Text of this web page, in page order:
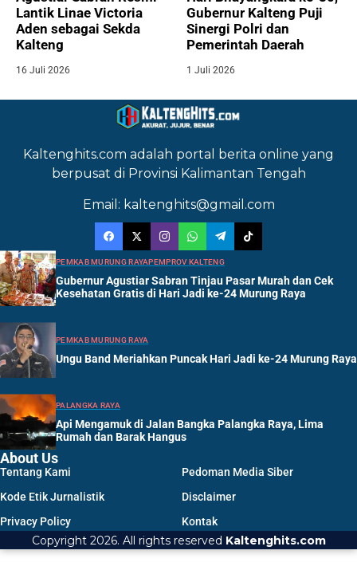
Lantik Linae Victoria
Aden sebagai Sekda
Kalteng
16 Juli 2026
Gubernur Kalteng Puji
Sinergi Polri dan
Pemerintah Daerah
1 Juli 2026
Kaltenghits.com adalah portal berita online yang
berpusat di Provinsi Kalimantan Tengah
Email: kaltenghits@gmail.com
PEMKAB MURUNG RAYAPEMPROV KALTENG
Gubernur Agustiar Sabran Tinjau Pasar Murah dan Cek
Kesehatan Gratis di Hari Jadi ke-24 Murung Raya
PEMKAB MURUNG RAYA
Ungu Band Meriahkan Puncak Hari Jadi ke-24 Murung Raya
PALANGKA RAYA
Api Mengamuk di Jalan Bangka Palangka Raya, Lima
Rumah dan Barak Hangus
About Us
Tentang Kami
Pedoman Media Siber
Kode Etik Jurnalistik
Disclaimer
Privacy Policy
Kontak
Copyright 2026. All rights reserved Kaltenghits.com